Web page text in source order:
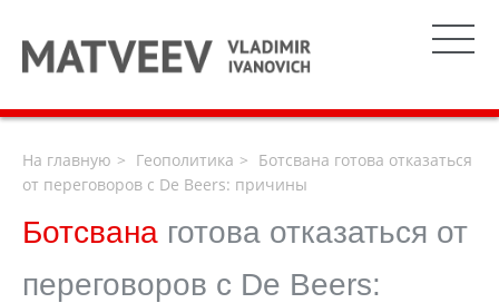
На главную Геополитика
Ботсвана готова отказаться
от переговоров c De Beers: причины
Ботсвана готова отказаться от
переговоров c De Beers: